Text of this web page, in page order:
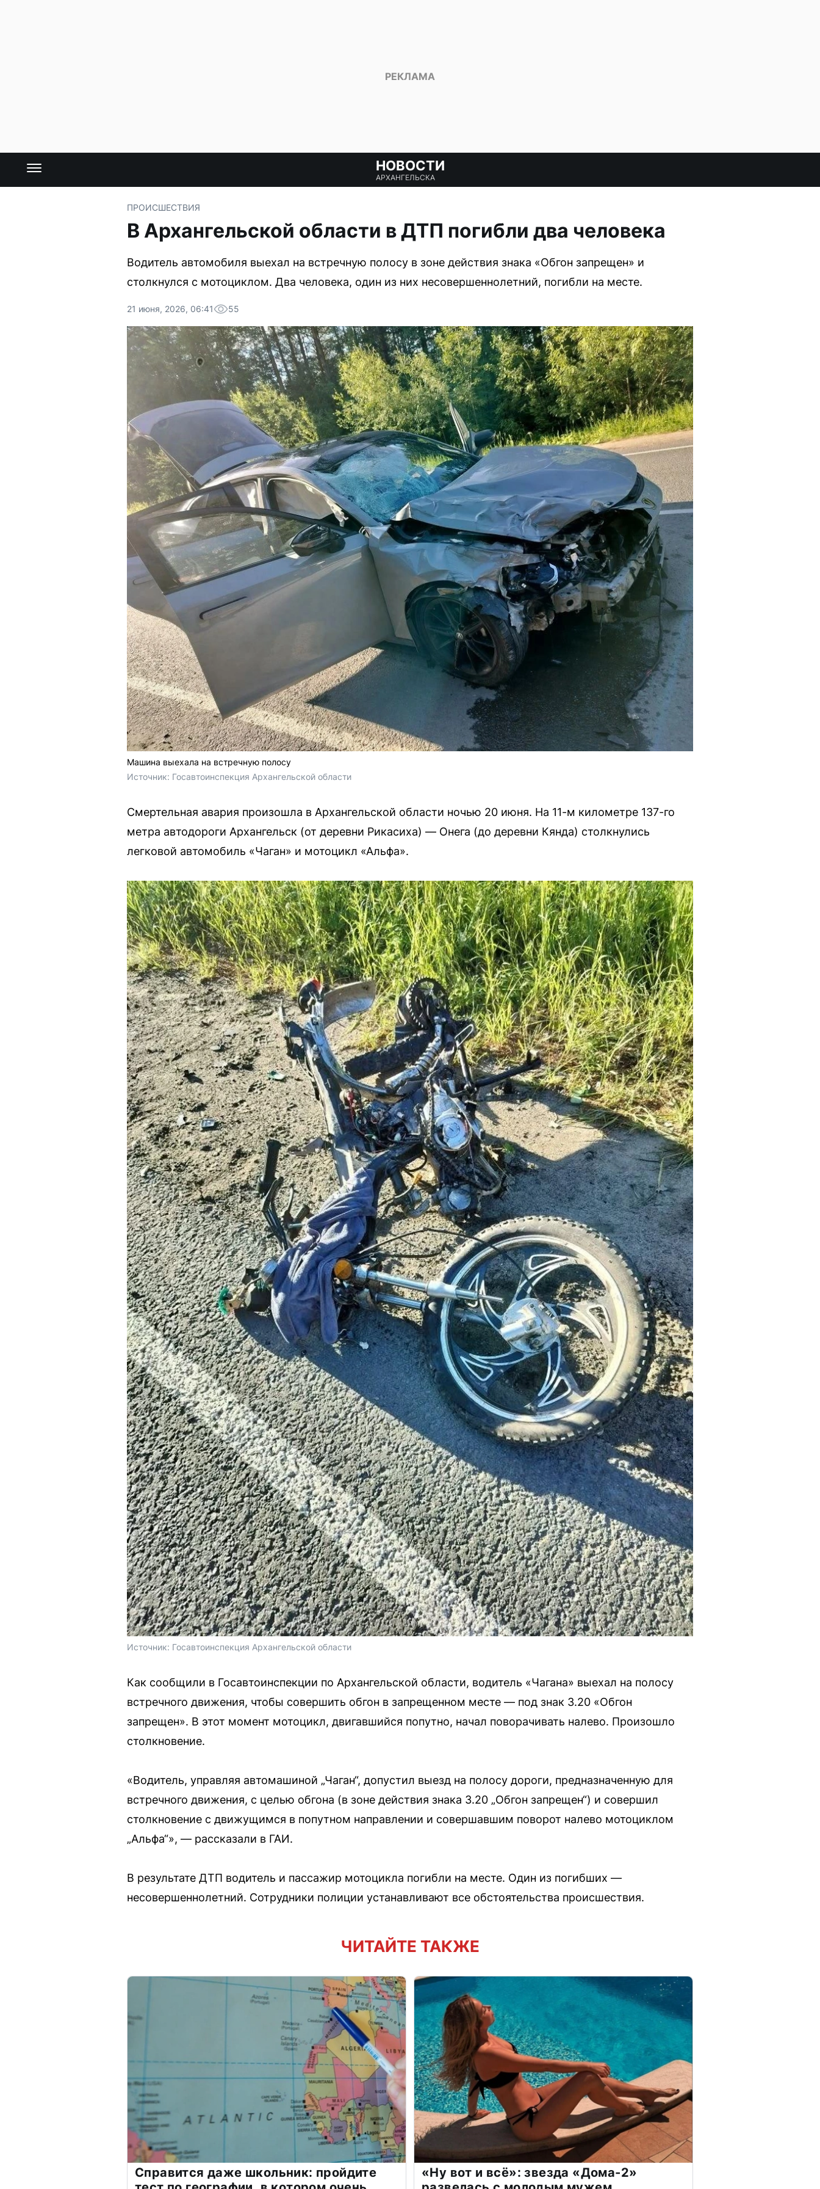
НОВОСТИ
АРХАНГЕЛЬСКА
ПРОИСШЕСТВИЯ
В Архангельской области в ДТП погибли два человека
Водитель автомобиля выехал на встречную полосу в зоне действия знака «Обгон запрещен» и
столкнулся с мотоциклом. Два человека, один из них несовершеннолетний, погибли на месте.
21 июня, 2026, 06:41 55
Машина выехала на встречную полосу
Источник: Госавтоинспекция Архангельской области
Смертельная авария произошла в Архангельской области ночью 20 июня. На 11-м километре 137-го
метра автодороги Архангельск (от деревни Рикасиха) — Онега (до деревни Кянда) столкнулись
легковой автомобиль «Чаган» и мотоцикл «Альфа».
Источник: Госавтоинспекция Архангельской области
Как сообщили в Госавтоинспекции по Архангельской области, водитель «Чагана» выехал на полосу
встречного движения, чтобы совершить обгон в запрещенном месте — под знак 3.20 «Обгон
запрещен». В этот момент мотоцикл, двигавшийся попутно, начал поворачивать налево. Произошло
столкновение.
«Водитель, управляя автомашиной „Чаган“, допустил выезд на полосу дороги, предназначенную для
встречного движения, с целью обгона (в зоне действия знака 3.20 „Обгон запрещен“) и совершил
столкновение с движущимся в попутном направлении и совершавшим поворот налево мотоциклом
„Альфа“», — рассказали в ГАИ.
В результате ДТП водитель и пассажир мотоцикла погибли на месте. Один из погибших —
несовершеннолетний. Сотрудники полиции устанавливают все обстоятельства происшествия.
ЧИТАЙТЕ ТАКЖЕ
Справится даже школьник: пройдите
«Ну вот и всё»: звезда «Дома-2»